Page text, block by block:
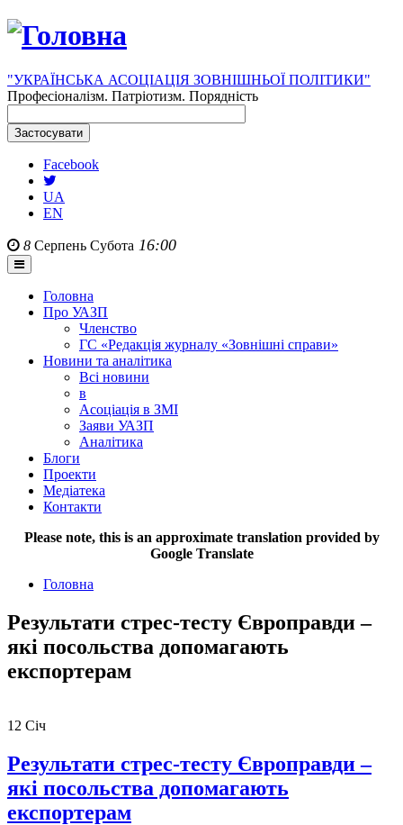
"УКРАЇНСЬКА АСОЦІАЦІЯ ЗОВНІШНЬОЇ ПОЛІТИКИ"
Професіоналізм. Патріотизм. Порядність
Facebook
UA
EN
8 Серпень Субота 16:00
Головна
Про УАЗП
Членство
ГС «Редакція журналу «Зовнішні справи»
Новини та аналітика
Всі новини
в
Асоціація в ЗМІ
Заяви УАЗП
Аналітика
Блоги
Проекти
Медіатека
Контакти
Please note, this is an approximate translation provided by
Google Translate
Головна
Результати стрес-тесту Європравди –
які посольства допомагають
експортерам
12 Січ
Результати стрес-тесту Європравди –
які посольства допомагають
експортерам